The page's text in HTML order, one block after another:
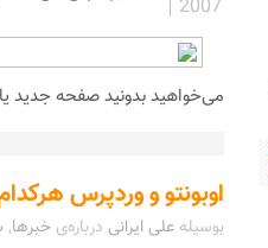
2007
می‌خواهید بدونید صفحه جدید
اوبونتو و وردپرس
بوسیله علی ایرانی درباره‌ی خبرها,